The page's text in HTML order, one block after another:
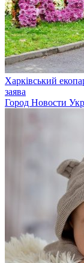
Харківський
заява
Город Новости